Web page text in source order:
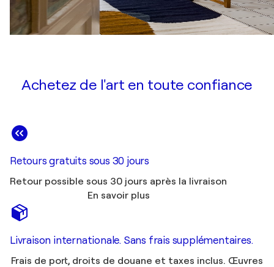
Achetez de l'art en toute confiance
Retours gratuits sous 30 jours
Retour possible sous 30 jours après la livraison
En savoir plus
Livraison internationale. Sans frais supplémentaires.
Frais de port, droits de douane et taxes inclus. Œuvres